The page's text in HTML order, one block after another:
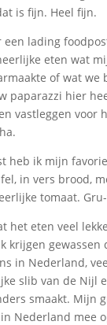
is fijn. Heel fijn.
een lading
eten wat
of wat we
paparazzi hier
vastleggen voor
heb ik mijn
in vers brood,
tomaat.
het eten veel
krijgen gewassen
in Nederland,
slib van de Nijl
smaakt. Mijn
Nederland mee